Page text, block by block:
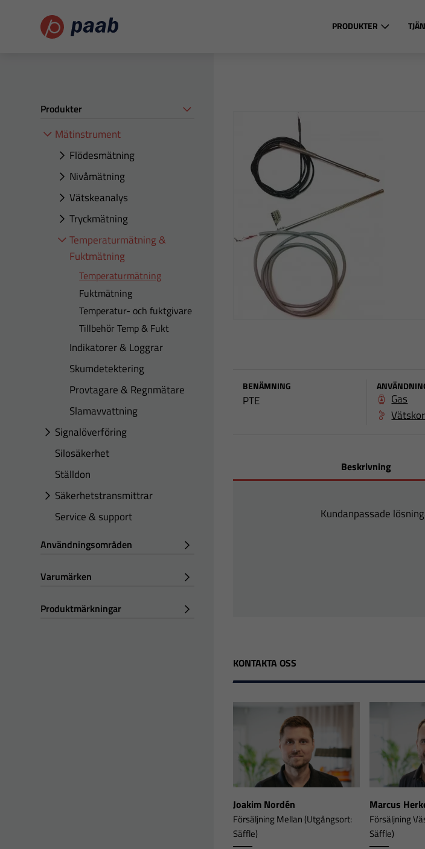
PRODUKTER
Produkter
Mätinstrument
Flödesmätning
Nivåmätning
Vätskeanalys
Tryckmätning
Temperaturmätning &
Fuktmätning
Temperaturmätning
Fuktmätning
Temperatur- och fuktgivare
Tillbehör Temp & Fukt
Indikatorer & Loggrar
Skumdetektering
Provtagare & Regnmätare
Slamavvattning
Signalöverföring
Silosäkerhet
Ställdon
Säkerhetstransmittrar
Service & support
Användningsområden
Varumärken
Produktmärkningar
BENÄMNING
PTE
Gas
Vätskor
Beskrivning
Kundanpassade
KONTAKTA OSS
Joakim Nordén
Försäljning Mellan (Utgångsort:
Säffle)
Marcus
Försäljning
Säffle)